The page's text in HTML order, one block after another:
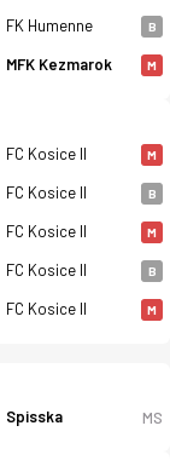
FK Humenne B
MFK Kezmarok M
FC Kosice II M
FC Kosice II B
FC Kosice II M
FC Kosice II B
FC Kosice II M
Spisska MS